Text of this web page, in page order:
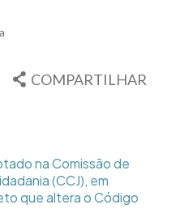
COMPARTILHAR
na Comissão de
(CCJ), em
que altera o Código